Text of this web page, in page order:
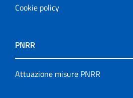
Cookie policy
PNRR
Attuazione misure PNRR